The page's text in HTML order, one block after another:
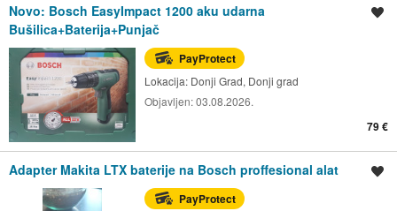
Novo: Bosch EasyImpact 1200 aku udarna
Bušilica+Baterija+Punjač
PayProtect
Lokacija: Donji Grad, Donji grad
Objavljen:03.08.2026.
79 €
Adapter Makita LTX baterije na Bosch proffesional alat
PayProtect